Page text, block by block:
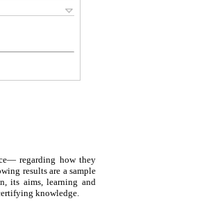
regarding how they
results are a sample
its aims, learning and
knowledge.